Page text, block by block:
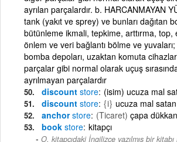
ayrılan parçalardır. b. HARCANMAYAN
tank (yakıt ve sprey) ve bunları dağıtan
bütünleme ikmali, tepkime, arttırma, top,
önlem ve veri bağlantı bölme ve
bomba depoları, uzaktan komuta
parçalar gibi normal olarak uçuş
ayrılmayan parçalardır
discount store (isim) ucuza mal
discount store {i} ucuza mal
anchorstore (Ticaret) çapa dükkan
book store kitapçı
O, kitapçıdaki İngilizce yazılmış bir kitabı